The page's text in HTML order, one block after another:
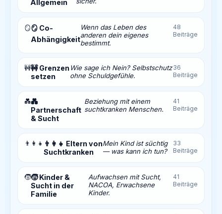
Allgemein
🪞🪞 Co-
Abhängigkeit
Wenn das Leben des
anderen dein eigenes
bestimmt.
48
Beiträge
🚧🚧 Grenzen
setzen
Wie sage ich Nein? Selbstschutz
ohne Schuldgefühle.
36
Beiträge
💑💑
Partnerschaft
& Sucht
Beziehung mit einem
suchtkranken Menschen.
41
Beiträge
👨‍👩‍👧 👨‍👩‍👧 Eltern von
Suchtkranken
Mein Kind ist süchtig
— was kann ich tun?
33
Beiträge
🧒🧒 Kinder &
Sucht in der
Familie
Aufwachsen mit Sucht,
NACOA, Erwachsene
Kinder.
41
Beiträge